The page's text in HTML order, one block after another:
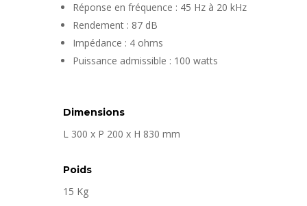
Réponse en fréquence : 45 Hz à 20 kHz
Rendement : 87 dB
Impédance : 4 ohms
Puissance admissible : 100 watts
Dimensions
L 300 x P 200 x H 830 mm
Poids
15 Kg